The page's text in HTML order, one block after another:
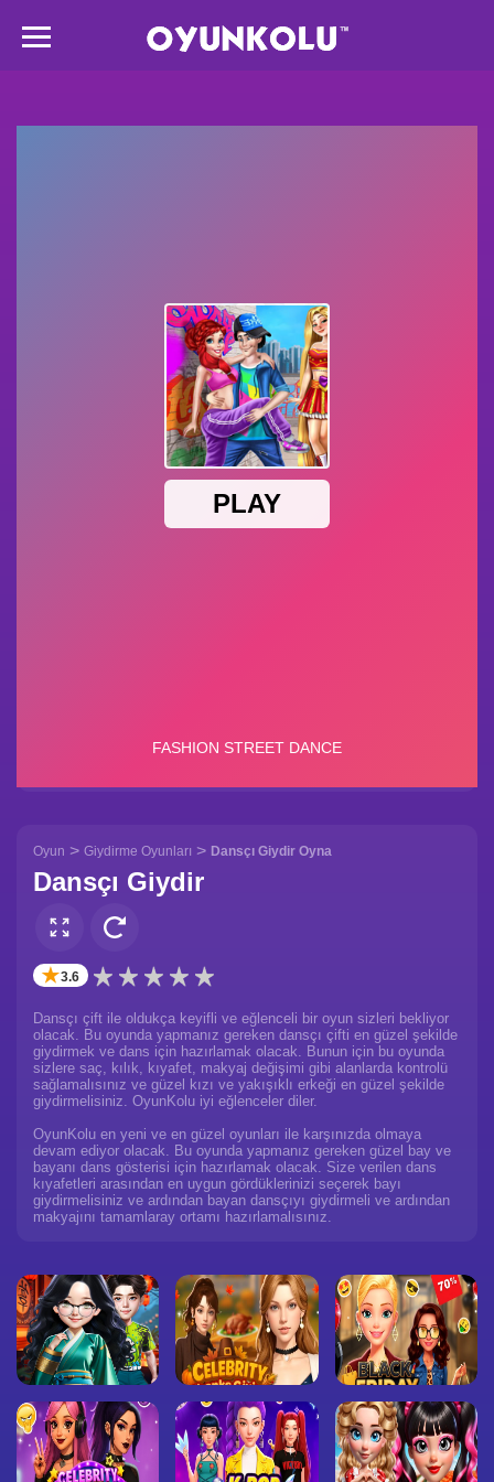
Oyun > Giydirme Oyunları > Dansçı Giydir Oyna
Dansçı Giydir
✭3.6
Dansçı çift ile oldukça keyifli ve eğlenceli bir oyun sizleri bekliyor
olacak. Bu oyunda yapmanız gereken dansçı çifti en güzel şekilde
giydirmek ve dans için hazırlamak olacak. Bunun için bu oyunda
sizlere saç, kılık, kıyafet, makyaj değişimi gibi alanlarda kontrolü
sağlamalısınız ve güzel kızı ve yakışıklı erkeği en güzel şekilde
giydirmelisiniz. OyunKolu iyi eğlenceler diler.
OyunKolu en yeni ve en güzel oyunları ile karşınızda olmaya
devam ediyor olacak. Bu oyunda yapmanız gereken güzel bay ve
bayanı dans gösterisi için hazırlamak olacak. Size verilen dans
kıyafetleri arasından en uygun gördüklerinizi seçerek bayı
giydirmelisiniz ve ardından bayan dansçıyı giydirmeli ve ardından
makyajını tamamlaray ortamı hazırlamalısınız.